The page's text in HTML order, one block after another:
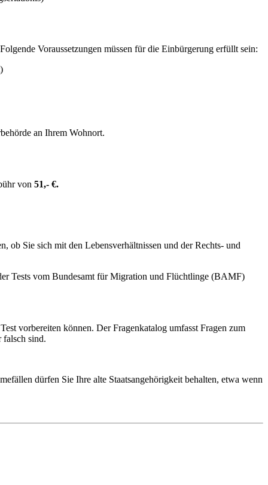
Voraussetzungen müssen für die Einbürgerung erfüllt sein:
an Ihrem Wohnort.
von 51,- €.
ob Sie sich mit den Lebensverhältnissen und der Rechts- und
Tests vom Bundesamt für Migration und Flüchtlinge (BAMF)
vorbereiten können. Der Fragenkatalog umfasst Fragen zum
falsch sind.
dürfen Sie Ihre alte Staatsangehörigkeit behalten, etwa wenn